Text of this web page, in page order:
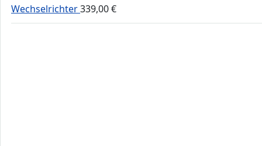
Wechselrichter339,00€